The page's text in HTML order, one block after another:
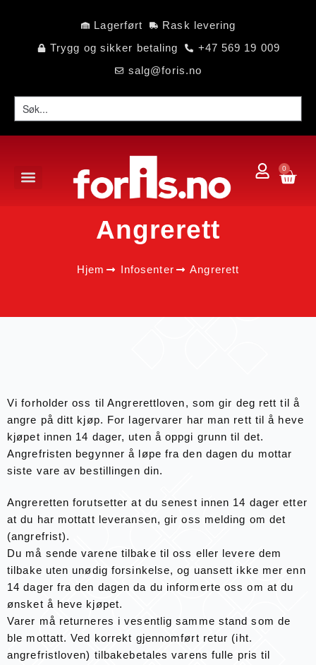
Lagerført
Rask levering
Trygg og sikker betaling
+47 569 19 009
salg@foris.no
0
Angrerett
Hjem Infosenter Angrerett
Vi forholder oss til Angrerettloven, som gir deg rett til å
angre på ditt kjøp. For lagervarer har man rett til å heve
kjøpet innen 14 dager, uten å oppgi grunn til det.
Angrefristen begynner å løpe fra den dagen du mottar
siste vare av bestillingen din.
Angreretten forutsetter at du senest innen 14 dager etter
at du har mottatt leveransen, gir oss melding om det
(angrefrist).
Du må sende varene tilbake til oss eller levere dem
tilbake uten unødig forsinkelse, og uansett ikke mer enn
14 dager fra den dagen da du informerte oss om at du
ønsket å heve kjøpet.
Varer må returneres i vesentlig samme stand som de
ble mottatt. Ved korrekt gjennomført retur (iht.
angrefristloven) tilbakebetales varens fulle pris til